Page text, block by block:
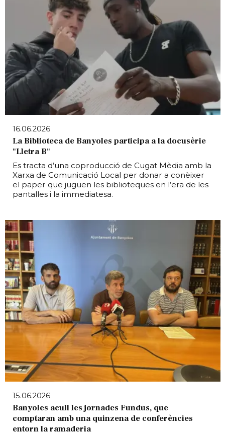
16.06.2026
La Biblioteca de Banyoles participa a la docusèrie
"Lletra B"
Es tracta d’una coproducció de Cugat Mèdia amb la
Xarxa de Comunicació Local per donar a conèixer
el paper que juguen les biblioteques en l’era de les
pantalles i la immediatesa.
15.06.2026
Banyoles acull les jornades Fundus, que
comptaran amb una quinzena de conferències
entorn la ramaderia